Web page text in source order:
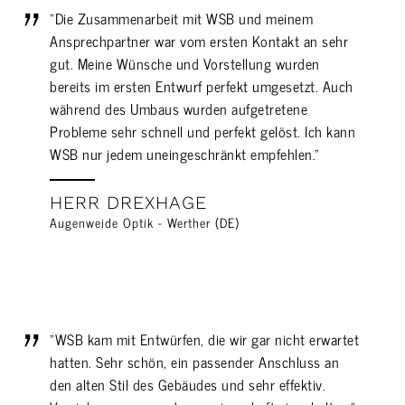
"Die Zusammenarbeit mit WSB und meinem
Ansprechpartner war vom ersten Kontakt an sehr
gut. Meine Wünsche und Vorstellung wurden
bereits im ersten Entwurf perfekt umgesetzt. Auch
während des Umbaus wurden aufgetretene
Probleme sehr schnell und perfekt gelöst. Ich kann
WSB nur jedem uneingeschränkt empfehlen."
HERR DREXHAGE
Augenweide Optik - Werther (DE)
"WSB kam mit Entwürfen, die wir gar nicht erwartet
hatten. Sehr schön, ein passender Anschluss an
den alten Stil des Gebäudes und sehr effektiv.